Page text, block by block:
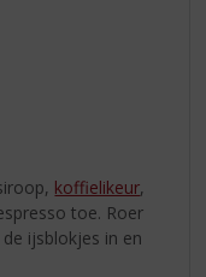
koffielikeur,
toe. Roer
ijsblokjes in en